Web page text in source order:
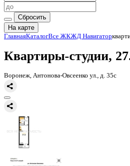
Сбросить
На карте
Главная
Квартиры-
Воронеж, Антонова-Овсеенко ул., д.